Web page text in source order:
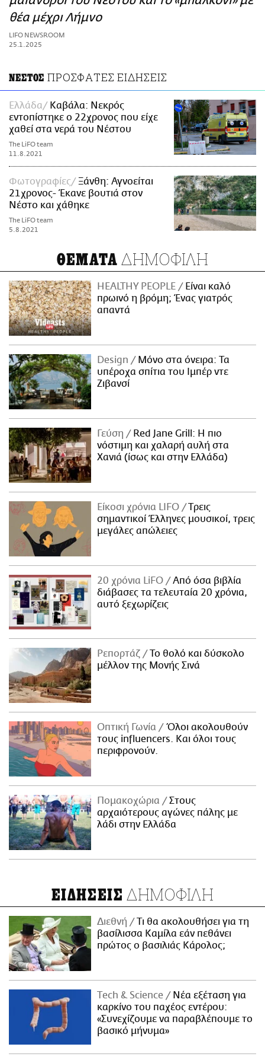
ΑΜΠΑ
PRINT
θέα μέχρι Λήμνο
LIFO NEWSROOM
25.1.2025
ΝΕΣΤΟΣ ΠΡΟΣΦΑΤΕΣ ΕΙΔΗΣΕΙΣ
Ελλάδα
Καβάλα: Νεκρός
εντοπίστηκε ο 22χρονος που είχε
χαθεί στα νερά του Νέστου
The LiFO team
11.8.2021
Φωτογραφίες
Ξάνθη: Αγνοείται
21χρονος- Έκανε βουτιά στον
Νέστο και χάθηκε
The LiFO team
5.8.2021
ΘΕΜΑΤΑ ΔΗΜΟΦΙΛΗ
HEALTHY PEOPLE
Είναι καλό
πρωινό η βρόμη; Ένας γιατρός
απαντά
Design
Μόνο στα όνειρα: Τα
υπέροχα σπίτια του Ιμπέρ ντε
Ζιβανσί
Γεύση
Red Jane Grill: Η πιο
νόστιμη και χαλαρή αυλή στα
Χανιά (ίσως και στην Ελλάδα)
Είκοσι χρόνια LIFO
Tρεις
σημαντικοί Έλληνες μουσικοί, τρεις
μεγάλες απώλειες
20 χρόνια LiFO
Από όσα βιβλία
διάβασες τα τελευταία 20 χρόνια,
αυτό ξεχωρίζεις
Ρεπορτάζ
Το θολό και δύσκολο
μέλλον της Μονής Σινά
Οπτική Γωνία
Όλοι ακολουθούν
τους influencers. Και όλοι τους
περιφρονούν.
Πομακοχώρια
Στους
αρχαιότερους αγώνες πάλης με
λάδι στην Ελλάδα
ΕΙΔΗΣΕΙΣ ΔΗΜΟΦΙΛΗ
Διεθνή
Τι θα ακολουθήσει για τη
βασίλισσα Καμίλα εάν πεθάνει
πρώτος ο βασιλιάς Κάρολος;
Τech & Science
Νέα εξέταση για
καρκίνο του παχέος εντέρου:
«Συνεχίζουμε να παραβλέπουμε το
βασικό μήνυμα»